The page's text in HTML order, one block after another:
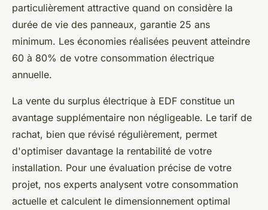
particulièrement attractive quand on considère la
durée de vie des panneaux, garantie 25 ans
minimum. Les économies réalisées peuvent atteindre
60 à 80% de votre consommation électrique
annuelle.
La vente du surplus électrique à EDF constitue un
avantage supplémentaire non négligeable. Le tarif de
rachat, bien que révisé régulièrement, permet
d'optimiser davantage la rentabilité de votre
installation. Pour une évaluation précise de votre
projet, nos experts analysent votre consommation
actuelle et calculent le dimensionnement optimal